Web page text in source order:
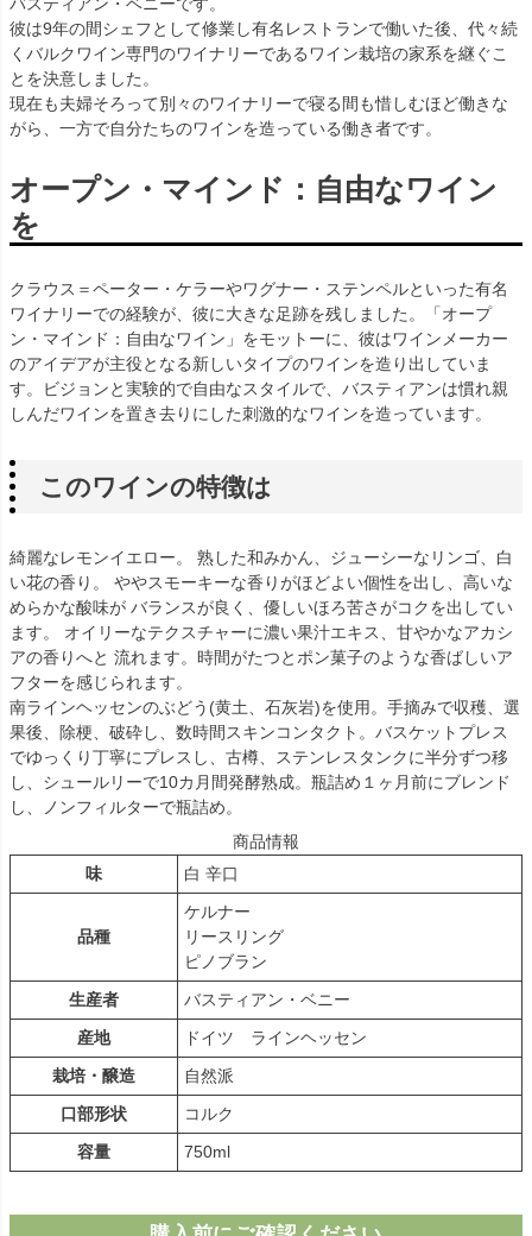
バスティアン・ベニーです。
彼は9年の間シェフとして修業し有名レストランで働いた後、代々続
くバルクワイン専門のワイナリーであるワイン栽培の家系を継ぐこ
とを決意しました。
現在も夫婦そろって別々のワイナリーで寝る間も惜しむほど働きな
がら、一方で自分たちのワインを造っている働き者です。
オープン・マインド：自由なワイン
を
クラウス＝ペーター・ケラーやワグナー・ステンペルといった有名
ワイナリーでの経験が、彼に大きな足跡を残しました。「オープ
ン・マインド：自由なワイン」をモットーに、彼はワインメーカー
のアイデアが主役となる新しいタイプのワインを造り出していま
す。ビジョンと実験的で自由なスタイルで、バスティアンは慣れ親
しんだワインを置き去りにした刺激的なワインを造っています。
このワインの特徴は
綺麗なレモンイエロー。 熟した和みかん、ジューシーなリンゴ、白
い花の香り。 ややスモーキーな香りがほどよい個性を出し、高いな
めらかな酸味が バランスが良く、優しいほろ苦さがコクを出してい
ます。 オイリーなテクスチャーに濃い果汁エキス、甘やかなアカシ
アの香りへと 流れます。時間がたつとポン菓子のような香ばしいア
フターを感じられます。
南ラインヘッセンのぶどう(黄土、石灰岩)を使用。手摘みで収穫、選
果後、除梗、破砕し、数時間スキンコンタクト。バスケットプレス
でゆっくり丁寧にプレスし、古樽、ステンレスタンクに半分ずつ移
し、シュールリーで10カ月間発酵熟成。瓶詰め１ヶ月前にブレンド
し、ノンフィルターで瓶詰め。
商品情報
味
白 辛口
品種
ケルナー
リースリング
ピノブラン
生産者
バスティアン・ベニー
産地
ドイツ ラインヘッセン
栽培・醸造
自然派
口部形状
コルク
容量
750ml